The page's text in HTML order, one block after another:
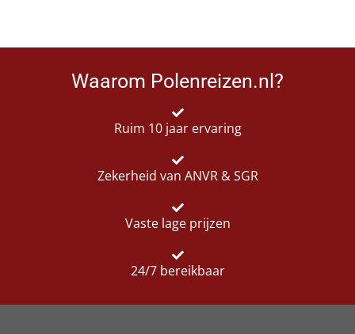
Waarom Polenreizen.nl?
Ruim 10 jaar ervaring
Zekerheid van ANVR & SGR
Vaste lage prijzen
24/7 bereikbaar